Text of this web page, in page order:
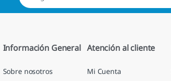
Información General
Sobre nosotros
Atención al cliente
Mi Cuenta